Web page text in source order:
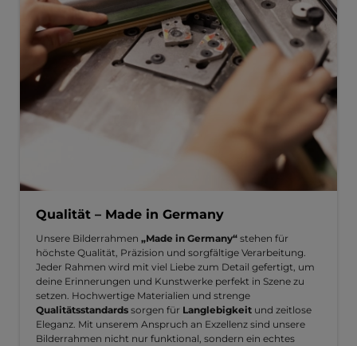
Qualität – Made in Germany
Unsere Bilderrahmen „Made in Germany“ stehen für
höchste Qualität, Präzision und sorgfältige Verarbeitung.
Jeder Rahmen wird mit viel Liebe zum Detail gefertigt, um
deine Erinnerungen und Kunstwerke perfekt in Szene zu
setzen. Hochwertige Materialien und strenge
Qualitätsstandards sorgen für Langlebigkeit und zeitlose
Eleganz. Mit unserem Anspruch an Exzellenz sind unsere
Bilderrahmen nicht nur funktional, sondern ein echtes